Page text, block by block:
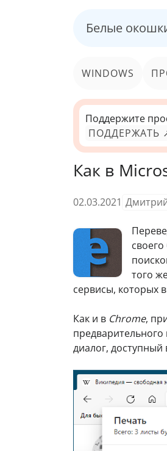
Белые
WINDOWS
Поддержите
ПОДДЕРЖАТЬ
Как в
02.03.2021
того
сервисы, которых
Как и в Chrome,
диалог,